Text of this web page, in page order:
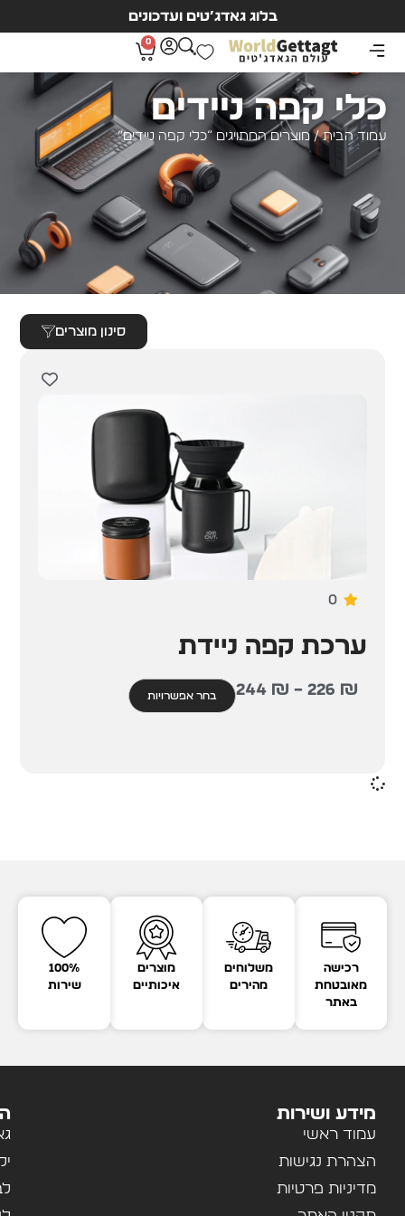
בלוג גאדג’טים ועדכונים
0
כלי קפה ניידים
עמוד הבית/ מוצרים המתויגים “כלי קפה ניידים”
סינון מוצרים
0
ערכת קפה ניידת
226 ₪
–
244 ₪ בחר אפשרויות
רכישה
מאובטחת
באתר
משלוחים
מהירים
מוצרים
איכותיים
100%
שירות
מידע ושירות
עמוד ראשי
הצהרת נגישות
מדיניות פרטיות